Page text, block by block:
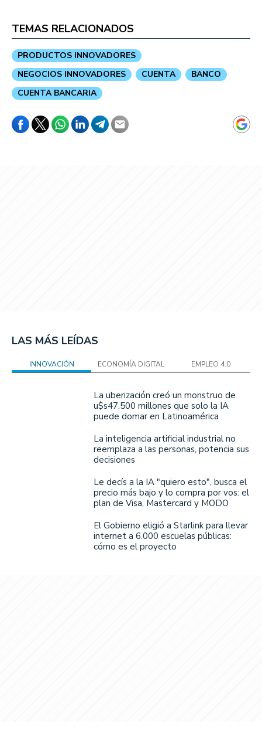
TEMAS RELACIONADOS
PRODUCTOS INNOVADORES
NEGOCIOS INNOVADORES
CUENTA
BANCO
CUENTA BANCARIA
LAS MÁS LEÍDAS
INNOVACIÓN ECONOMÍA DIGITAL EMPLEO 4.0
La uberización creó un monstruo de
u$s47.500 millones que solo la IA
puede domar en Latinoamérica
La inteligencia artificial industrial no
reemplaza a las personas, potencia sus
decisiones
Le decís a la IA "quiero esto", busca el
precio más bajo y lo compra por vos: el
plan de Visa, Mastercard y MODO
El Gobierno eligió a Starlink para llevar
internet a 6.000 escuelas públicas:
cómo es el proyecto